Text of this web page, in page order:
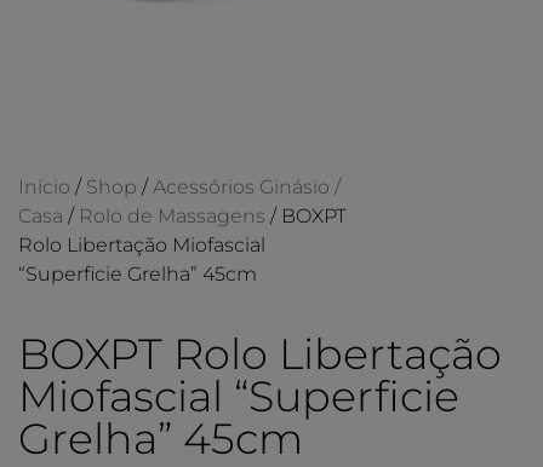
Início / Shop / Acessórios Ginásio /
Casa / Rolo de Massagens / BOXPT
Rolo Libertação Miofascial
“Superficie Grelha” 45cm
BOXPT Rolo Libertação
Miofascial “Superficie
Grelha” 45cm